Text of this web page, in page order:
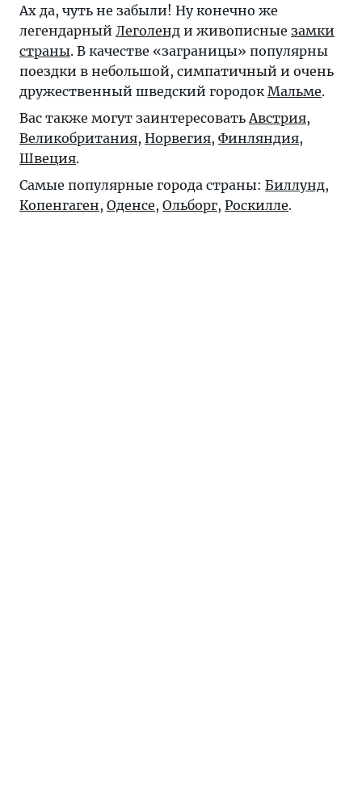
Ах да, чуть не забыли! Ну конечно же
легендарный Леголенд и живописные замки
страны. В качестве «заграницы» популярны
поездки в небольшой, симпатичный и очень
дружественный шведский городокМальме.
Вас также могут заинтересоватьАвстрия,
Великобритания, Норвегия, Финляндия,
Швеция.
Самые популярные города страны: Биллунд,
Копенгаген, Оденсе, Ольборг, Роскилле.